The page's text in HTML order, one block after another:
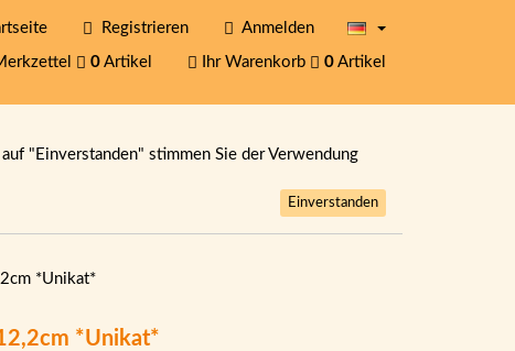
Registrieren Anmelden
0 Artikel Ihr Warenkorb 0 Artikel
"Einverstanden" stimmen Sie der Verwendung
Einverstanden
*Unikat*
*Unikat*